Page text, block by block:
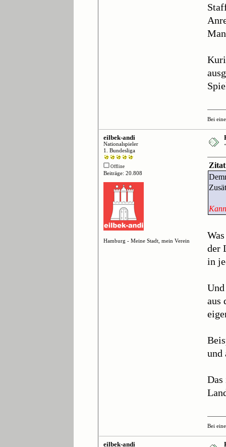
Bei
eilbek-andi
Nationalspieler
1. Bundesliga
Offline
Beiträge: 20.808
Hamburg - Meine Stadt, mein Verein
Zitat
der
in
aus
und
Bei
eilbek-andi